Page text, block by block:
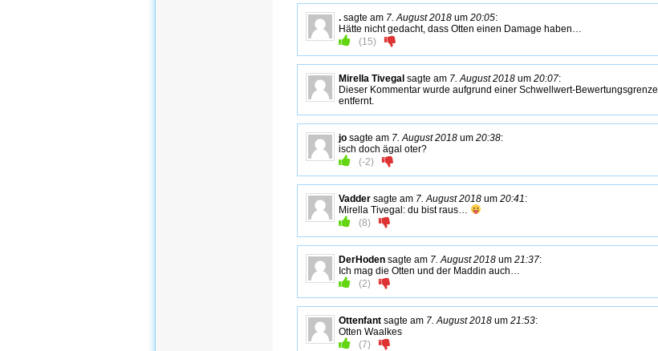
. sagte am 7. August 2018 um 20:05:
Hätte nicht gedacht, dass Otten einen Damage haben…
(15)
Mirella Tivegal sagte am 7. August 2018 um 20:07:
Dieser Kommentar wurde aufgrund einer Schwellwert-Bewertungsgrenze
entfernt.
jo sagte am 7. August 2018 um 20:38:
isch doch ägal oter?
(-2)
Vadder sagte am 7. August 2018 um 20:41:
Mirella Tivegal: du bist raus…
(8)
DerHoden sagte am 7. August 2018 um 21:37:
Ich mag die Otten und der Maddin auch…
(2)
Ottenfant sagte am 7. August 2018 um 21:53:
Otten Waalkes
(7)